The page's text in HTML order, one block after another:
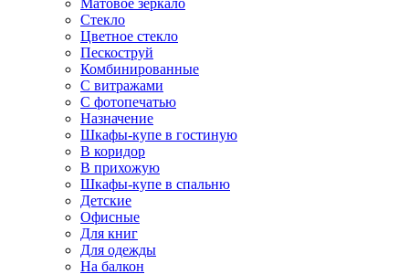
Матовое зеркало
Стекло
Цветное стекло
Пескоструй
Комбинированные
С витражами
С фотопечатью
Назначение
Шкафы-купе в гостиную
В коридор
В прихожую
Шкафы-купе в спальню
Детские
Офисные
Для книг
Для одежды
На балкон